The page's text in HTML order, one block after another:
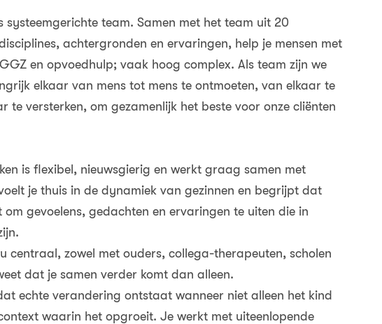
systeemgerichte team. Samen met het team uit 20
achtergronden en ervaringen, help je mensen met
en opvoedhulp; vaak hoog complex. Als team zijn we
elkaar van mens tot mens te ontmoeten, van elkaar te
te versterken, om gezamenlijk het beste voor onze cliënten
is flexibel, nieuwsgierig en werkt graag samen met
je thuis in de dynamiek van gezinnen en begrijpt dat
gevoelens, gedachten en ervaringen te uiten die in
centraal, zowel met ouders, collega-therapeuten, scholen
dat je samen verder komt dan alleen.
echte verandering ontstaat wanneer niet alleen het kind
waarin het opgroeit. Je werkt met uiteenlopende